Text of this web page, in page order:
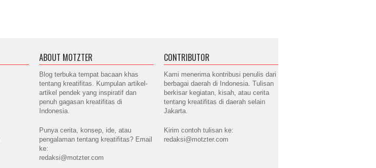
ABOUT MOTZTER
Blog terbuka tempat bacaan khas
tentang kreatifitas. Kumpulan artikel-
artikel pendek yang inspiratif dan
penuh gagasan kreatifitas di
Indonesia.
Punya cerita, konsep, ide, atau
pengalaman tentang kreatifitas? Email
ke:
redaksi@motzter.com
CONTRIBUTOR
Kami menerima kontribusi penulis dari
berbagai daerah di Indonesia. Tulisan
berkisar kegiatan, kisah, atau cerita
tentang kreatifitas di daerah selain
Jakarta.
Kirim contoh tulisan ke:
redaksi@motzter.com